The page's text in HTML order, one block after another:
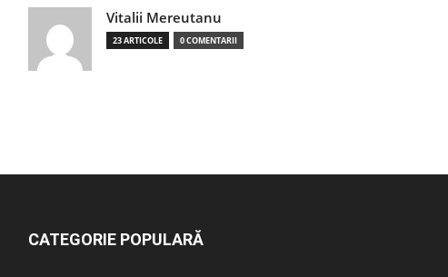
Vitalii Mereutanu
23 ARTICOLE 0 COMENTARII
CATEGORIE POPULARĂ